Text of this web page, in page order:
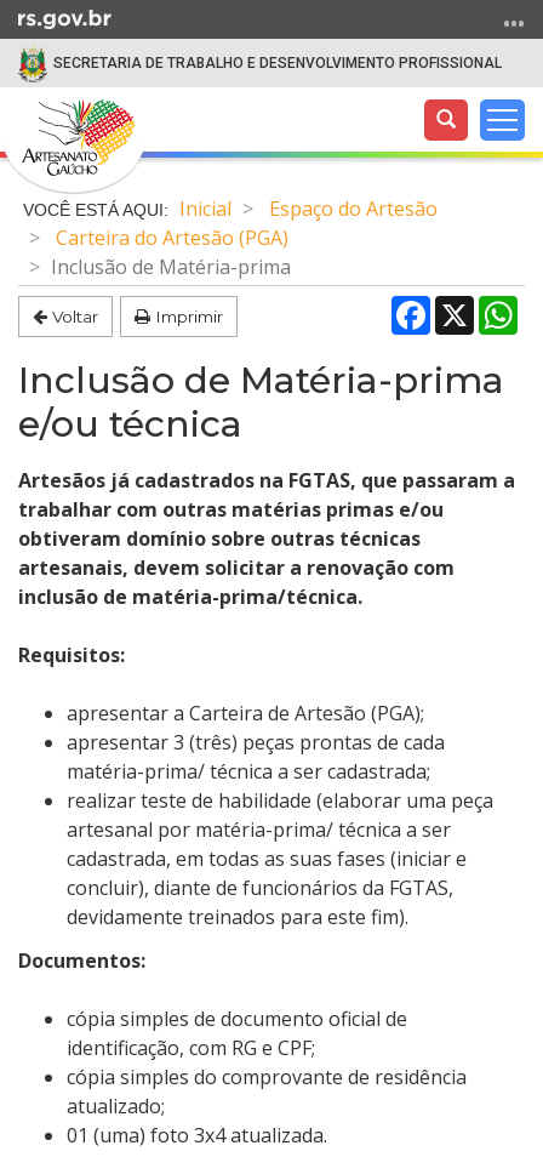
para
conteúdo
para
menu
para
busca
SECRETARIA DE TRABALHO E DESENVOLVIMENTO PROFISSIONAL
a
Abrir
a
Início
conteúdo
Inicial
Espaço do Artesão
Carteira do Artesão (PGA)
Inclusão de Matéria-prima
Voltar Imprimir Facebook
X
Inclusão de Matéria-prima
e/ou técnica
Artesãos já cadastrados na FGTAS, que passaram a
trabalhar com outras matérias primas e/ou
obtiveram domínio sobre outras técnicas
artesanais, devem solicitar a renovação com
inclusão de matéria-prima/técnica.
Requisitos:
apresentar a Carteira de Artesão (PGA);
apresentar 3 (três) peças prontas de cada
matéria-prima/ técnica a ser cadastrada;
realizar teste de habilidade (elaborar uma peça
artesanal por matéria-prima/ técnica a ser
cadastrada, em todas as suas fases (iniciar e
concluir), diante de funcionários da FGTAS,
devidamente treinados para este fim).
Documentos:
cópia simples de documento oficial de
identificação, com RG e CPF;
cópia simples do comprovante de residência
atualizado;
01 (uma) foto 3x4 atualizada.